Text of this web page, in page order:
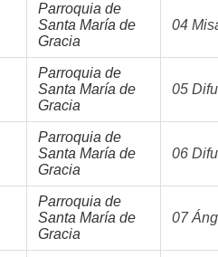
Parroquia de
Santa María de
Gracia
04
Parroquia de
Santa María de
Gracia
05
Parroquia de
Santa María de
Gracia
06
Parroquia de
Santa María de
Gracia
07